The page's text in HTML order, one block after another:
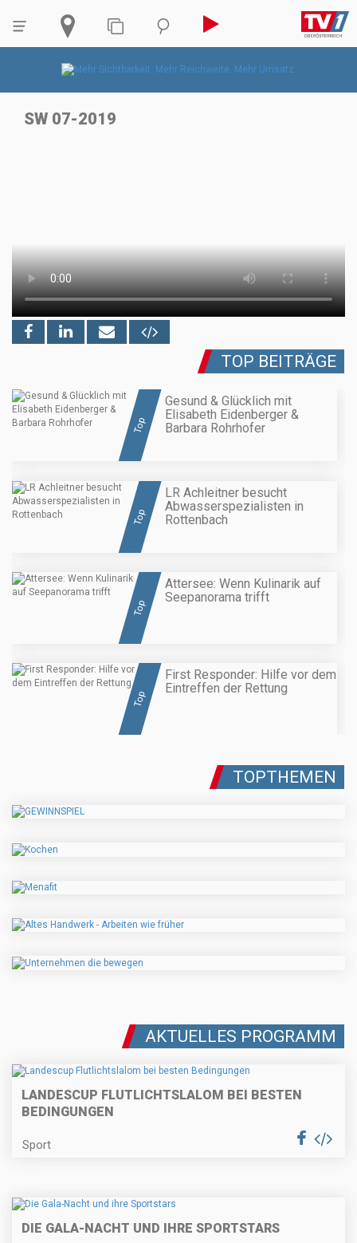
SW 07-2019
TOP BEITRÄGE
Top
Gesund & Glücklich mit
Elisabeth Eidenberger &
Barbara Rohrhofer
Top
LR Achleitner besucht
Abwasserspezialisten in
Rottenbach
Top
Attersee: Wenn Kulinarik auf
Seepanorama trifft
Top
First Responder: Hilfe vor dem
Eintreffen der Rettung
TOPTHEMEN
AKTUELLES PROGRAMM
LANDESCUP FLUTLICHTSLALOM BEI BESTEN
BEDINGUNGEN
Sport
DIE GALA-NACHT UND IHRE SPORTSTARS